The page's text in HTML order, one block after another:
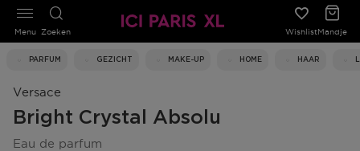
Zoeken WishlistMandje
PARFUM GEZICHT MAKE-UP HOME HAAR
Menu
Versace
Bright Crystal Absolu
eau de parfum